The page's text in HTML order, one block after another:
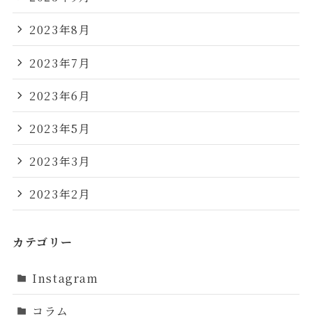
2023年8月
2023年7月
2023年6月
2023年5月
2023年3月
2023年2月
カテゴリー
Instagram
コラム